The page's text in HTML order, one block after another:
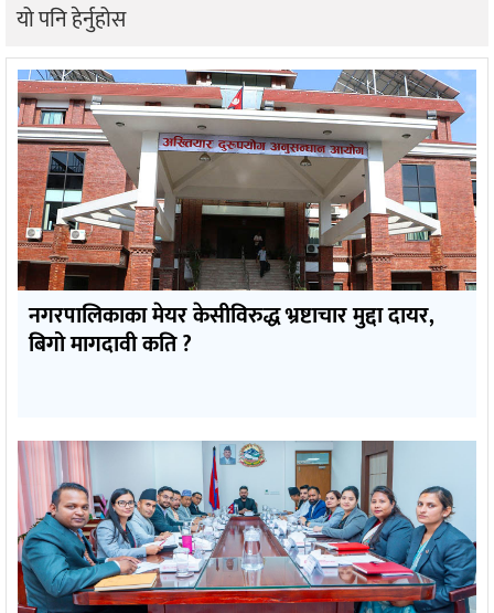
यो पनि हेर्नुहोस
नगरपालिकाका मेयर केसीविरुद्ध भ्रष्टाचार मुद्दा दायर,
बिगो मागदावी कति ?